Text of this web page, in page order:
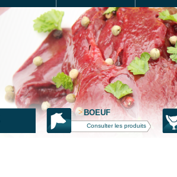
> BOEUF
Consulter les produits